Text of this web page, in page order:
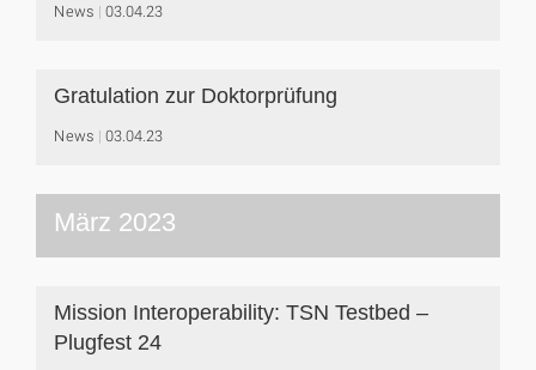
News 03.04.23
Gratulation zur Doktorprüfung
News 03.04.23
März 2023
Mission Interoperability: TSN Testbed –
Plugfest 24